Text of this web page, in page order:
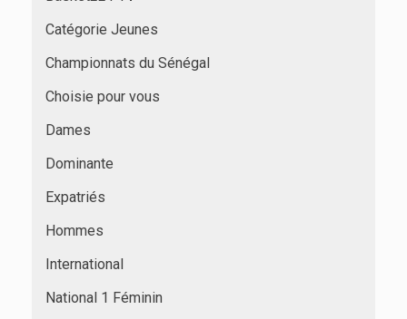
Catégorie Jeunes
Championnats du Sénégal
Choisie pour vous
Dames
Dominante
Expatriés
Hommes
International
National 1 Féminin